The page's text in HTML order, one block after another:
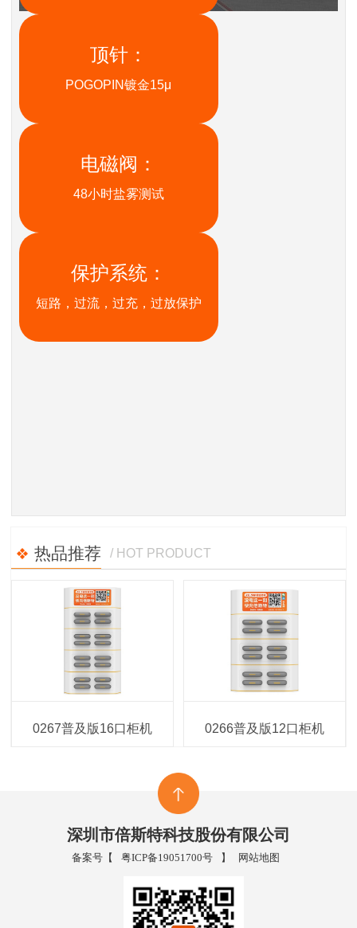
顶针：
POGOPIN镀金15μ
电磁阀：
48小时盐雾测试
保护系统：
短路，过流，过充，过放保护
热品推荐 / HOT PRODUCT
0267普及版16口柜机 0266普及版12口柜机
深圳市倍斯特科技股份有限公司
备案号【 粤ICP备19051700号 】 网站地图